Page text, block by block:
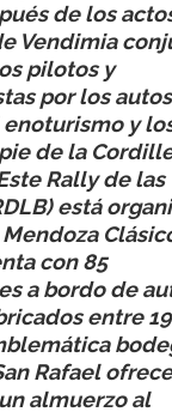
de los
Vendimia
pilotos y
por los autos
y
de la
Rally de las
está
con 85
a bordo de
entre
Rafael
almuerzo al